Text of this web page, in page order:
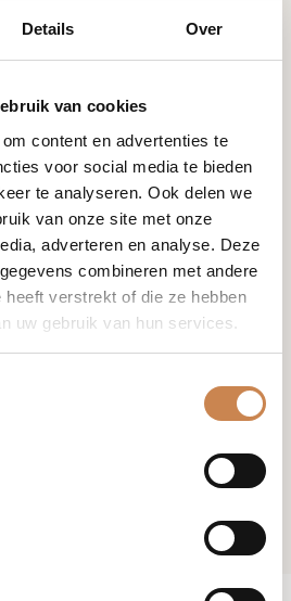
Details Over
van cookies
content en advertenties te
voor social media te bieden
te analyseren. Ook delen we
van onze site met onze
adverteren en analyse. Deze
combineren met andere
heeft verstrekt of die ze hebben
uw gebruik van hun services.